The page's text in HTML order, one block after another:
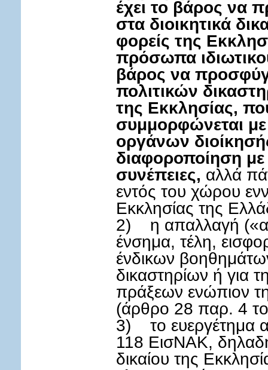
έχει το βάρος να
στα διοικητικά
φορείς της
πρόσωπα
βάρος να
πολιτικών
της Εκκλησίας,
συμμορφώνεται
οργάνων
διαφοροποίηση
συνέπειες, αλλά
εντός του χώρου
Εκκλησίας της
2) η απαλλαγή
ένσημα, τέλη,
ένδικων
δικαστηρίων ή για
πράξεων ενώπιον
(άρθρο 28 παρ. 4
3) το ευεργέτημα
118 ΕισΝΑΚ,
δικαίου της